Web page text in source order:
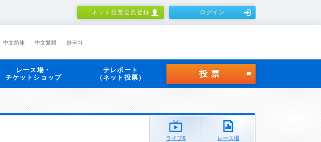
ネット投票会員登録 ログイン
中文简体 中文繁體 한국어
レース場・
チケットショップ
テレボート
（ネット投票）
投票
ライブ&
レース場